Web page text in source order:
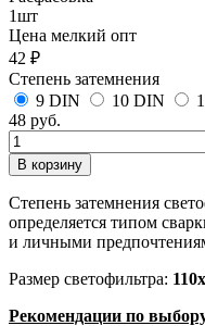
1шт
Цена мелкий опт
42 ₽
Степень затемнения
9 DIN
10 DIN
48 руб.
Степень затемнения
определяется типом
и личными
Размер светофильтра:
Рекомендации по